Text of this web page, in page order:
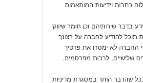
כתבות וידיעות המותאמות
בדבר שירותיהם וכן חומר שיווקי
תוכל להודיע לחברה על רצונך
החברה לא ימסרו את פרטיך
שלישיים, לרבות מפרסמים.
שהדבר הותר במסגרת מדיניות